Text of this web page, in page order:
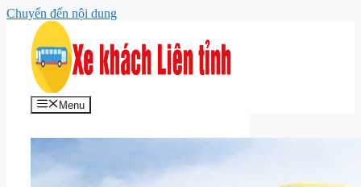
Chuyển đến nội dung
Menu